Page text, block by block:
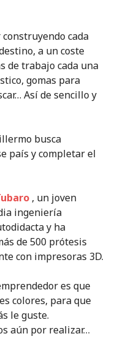
cada
a un coste
de trabajo cada una
gomas para
Así de sencillo y
busca
país y completar el
, un joven
ingeniería
y ha
de 500 prótesis
con impresoras 3D.
es que
colores, para que
le guste.
aún por realizar…